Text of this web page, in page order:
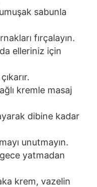
sabunla
fırçalayın.
elleriniz için
kremle masaj
dibine kadar
unutmayın.
yatmadan
krem, vazelin